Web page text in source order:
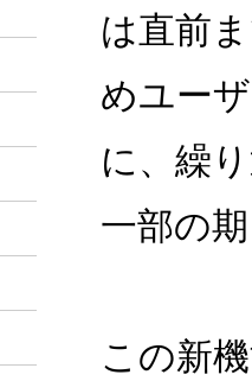
は直前
めユー
に、繰
一部の
この新